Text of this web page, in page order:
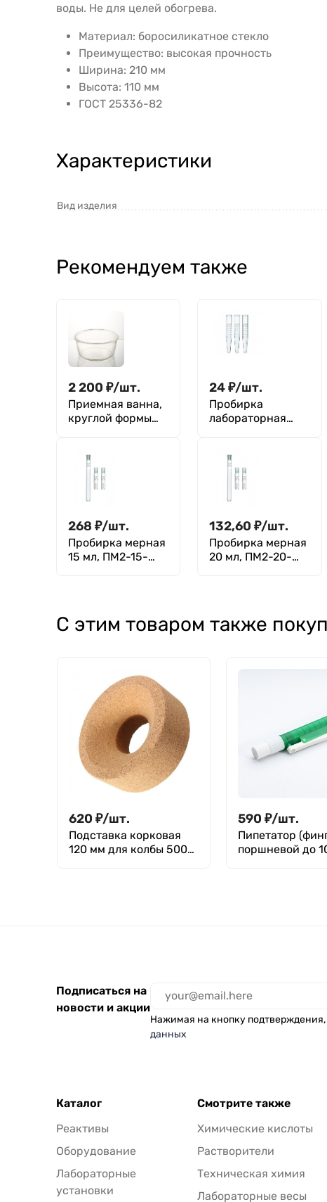
воды. Не для целей обогрева.
Материал: боросиликатное стекло
Преимущество: высокая прочность
Ширина: 210 мм
Высота: 110 мм
ГОСТ 25336-82
Характеристики
Вид изделия
Рекомендуем также
2 200 ₽/шт.
Приемная ванна,
круглой формы
24₽/шт.
Пробирка
лабораторная
градуированная)
П-1-10-0,2 ХС
268 ₽/шт.
Пробирка мерная
15 мл, ПМ2-15-
132,60 ₽/шт.
Пробирка мерная
20 мл, ПМ2-20-
С этим товаром также
620 ₽/шт.
Подставка корковая
120 мм для колбы 500
590 ₽/шт.
Пипетатор
поршневой до
Подписаться на
новости и акции
Нажимая на кнопку
данных
Каталог
Реактивы
Оборудование
Лабораторные
установки
Смотрите также
Химические кислоты
Растворители
Техническая химия
Лабораторные весы